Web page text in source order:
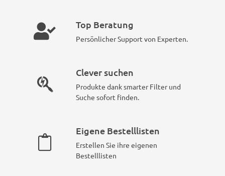
Top Beratung
Persönlicher Support von Experten.
Clever suchen
Produkte dank smarter Filter und
Suche sofort finden.
Eigene Bestelllisten
Erstellen Sie ihre eigenen
Bestelllisten